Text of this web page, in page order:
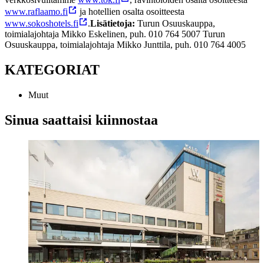
www.raflaamo.fi
ja hotellien osalta osoitteesta
www.sokoshotels.fi
.Lisätietoja: Turun Osuuskauppa,
toimialajohtaja Mikko Eskelinen, puh. 010 764 5007 Turun
Osuuskauppa, toimialajohtaja Mikko Junttila, puh. 010 764 4005
KATEGORIAT
Muut
Sinua saattaisi kiinnostaa